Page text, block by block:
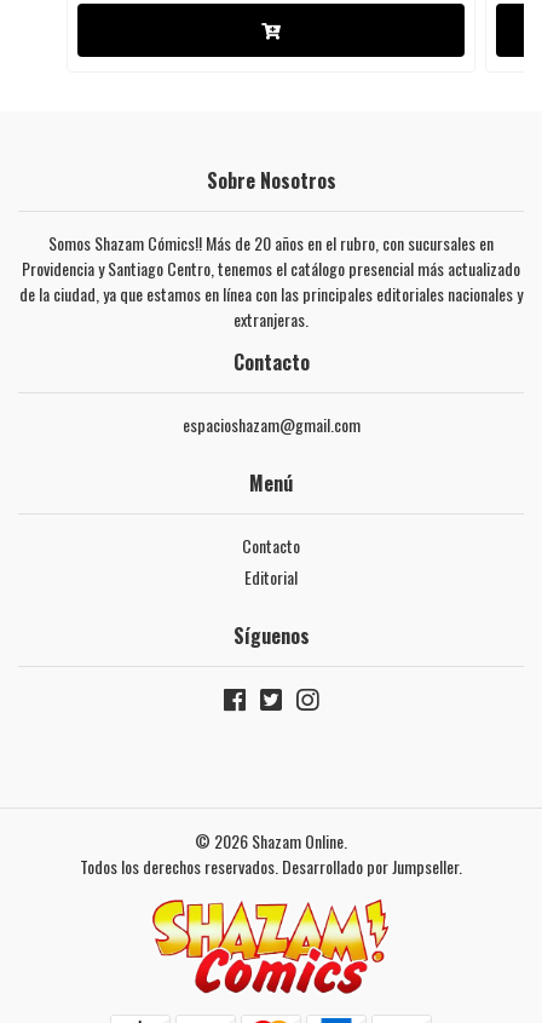
Sobre Nosotros
Somos Shazam Cómics!! Más de 20 años en el rubro, con sucursales en
Providencia y Santiago Centro, tenemos el catálogo presencial más actualizado
de la ciudad, ya que estamos en línea con las principales editoriales nacionales y
extranjeras.
Contacto
espacioshazam@gmail.com
Menú
Contacto
Editorial
Síguenos
© 2026 Shazam Online.
Todos los derechos reservados. Desarrollado por Jumpseller.